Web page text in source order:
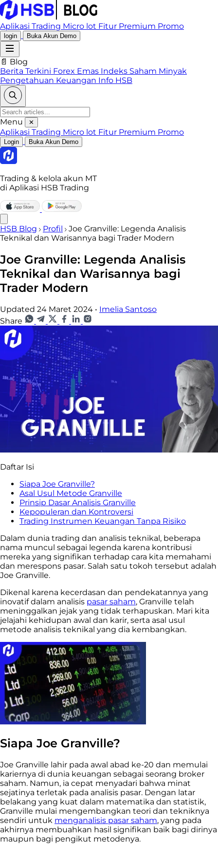
Aplikasi Trading Micro lot Fitur Premium Promo
login Buka Akun Demo
📄 Blog
Berita Terkini Forex Emas Indeks Saham Minyak
Pengetahuan Keuangan Info HSB
Menu ✕
Aplikasi Trading Micro lot Fitur Premium Promo
Login Buka Akun Demo
Trading & kelola akun MT
di Aplikasi HSB Trading
HSB Blog Profil
Joe Granville: Legenda Analisis
Teknikal dan Warisannya bagi Trader Modern
Joe Granville: Legenda Analisis
Teknikal dan Warisannya bagi
Trader Modern
Updated 24 Maret 2024 • Imelia Santoso
Share
Daftar Isi
Siapa Joe Granville?
Asal Usul Metode Granville
Prinsip Dasar Analisis Granville
Kepopuleran dan Kontroversi
Trading Instrumen Keuangan Tanpa Risiko
Dalam dunia trading dan analisis teknikal, beberapa
nama muncul sebagai legenda karena kontribusi
mereka yang signifikan terhadap cara kita memahami
dan merespons pasar. Salah satu tokoh tersebut adalah
Joe Granville.
Dikenal karena kecerdasan dan pendekatannya yang
inovatif dalam analisis pasar saham, Granville telah
meninggalkan jejak yang tidak terhapuskan. Mari kita
jelajahi kehidupan awal dan karir, serta asal usul
metode analisis teknikal yang dia kembangkan.
Siapa Joe Granville?
Joe Granville lahir pada awal abad ke-20 dan memulai
kariernya di dunia keuangan sebagai seorang broker
saham. Namun, ia cepat menyadari bahwa minat
sejatinya terletak pada analisis pasar. Dengan latar
belakang yang kuat dalam matematika dan statistik,
Granville mulai mengembangkan teori dan tekniknya
sendiri untuk menganalisis pasar saham, yang pada
akhirnya membuahkan hasil signifikan baik bagi dirinya
maupun bagi pengikut metodenya.